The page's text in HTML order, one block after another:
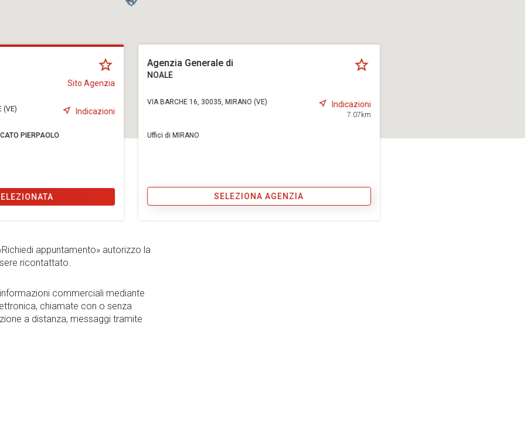
Sito Agenzia
(VE) Indicazioni
PIERPAOLO
Agenzia Generale di
NOALE
VIA BARCHE 16, 30035, MIRANO (VE) Indicazioni
7.07km
Uffici di MIRANO
SELEZIONA AGENZIA
appuntamento» autorizzo la
ricontattato.
commerciali mediante
chiamate con o senza
a distanza, messaggi tramite